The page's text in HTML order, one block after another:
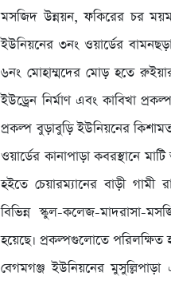
মসজিদ উন্নয়ন, ফকিরের চর
ইউনিয়নের ৩নং ওয়ার্ডের
৬নং মোহাম্মদের মোড় হতে
ইউড্রেন নির্মাণ এবং কাবিখা
প্রকল্প বুড়াবুড়ি ইউনিয়নের
ওয়ার্ডের কানাপাড়া কবরস্থানে
হইতে চেয়ারম্যানের বাড়ী গামী
বিভিন্ন স্কুল-কলেজ-মাদরাসা-
হয়েছে। প্রকল্পগুলোতে পরিলক্ষিত
বেগমগঞ্জ ইউনিয়নের